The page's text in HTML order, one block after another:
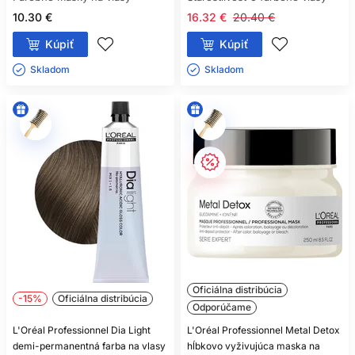
styling podľa požadovaného výsledku účesu.
10.30 €
Kúpiť
Skladom ㅤ
20.40 €
16.32 €
Kúpiť
Skladom ㅤ
-15% Oficiálna distribúcia
L'Oréal Professionnel Dia Light
demi-permanentná farba na vlasy
Oficiálna distribúcia
Odporúčame
L'Oréal Professionnel Metal Detox
hĺbkovo vyživujúca maska na